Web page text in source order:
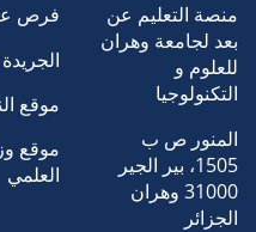
منصة التعليم عن
بعد لجامعة وهران
للعلوم و
التكنولوجيا
المنور ص ب
1505، بير الجير
31000 وهران
الجزائر
فرص
موقع
موقع
العلمي